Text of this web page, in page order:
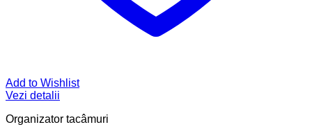
Add to Wishlist
Vezi detalii
Organizator tacâmuri